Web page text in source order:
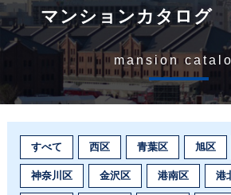
マンションカタログ
mansion
すべて 西区 青葉区 旭区
神奈川区 金沢区 港南区 港